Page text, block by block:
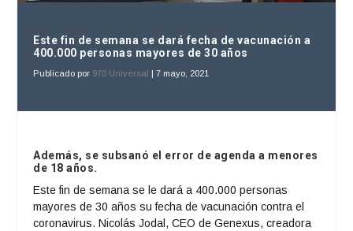
Este fin de semana se dará fecha de vacunación a
400.000 personas mayores de 30 años
Publicado por 970 Universal |7 mayo, 2021
Además, se subsanó el error de agenda a menores
de 18 años.
Este fin de semana se le dará a 400.000 personas
mayores de 30 años su fecha de vacunación contra el
coronavirus. Nicolás Jodal, CEO de Genexus, creadora